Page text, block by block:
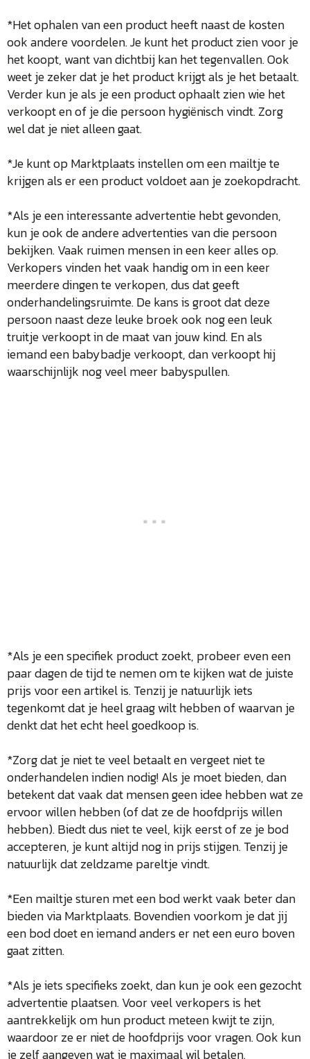
*Het ophalen van een product heeft naast de kosten
ook andere voordelen. Je kunt het product zien voor je
het koopt, want van dichtbij kan het tegenvallen. Ook
weet je zeker dat je het product krijgt als je het betaalt.
Verder kun je als je een product ophaalt zien wie het
verkoopt en of je die persoon hygiënisch vindt. Zorg
wel dat je niet alleen gaat.
*Je kunt op Marktplaats instellen om een mailtje te
krijgen als er een product voldoet aan je zoekopdracht.
*Als je een interessante advertentie hebt gevonden,
kun je ook de andere advertenties van die persoon
bekijken. Vaak ruimen mensen in een keer alles op.
Verkopers vinden het vaak handig om in een keer
meerdere dingen te verkopen, dus dat geeft
onderhandelingsruimte. De kans is groot dat deze
persoon naast deze leuke broek ook nog een leuk
truitje verkoopt in de maat van jouw kind. En als
iemand een babybadje verkoopt, dan verkoopt hij
waarschijnlijk nog veel meer babyspullen.
*Als je een specifiek product zoekt, probeer even een
paar dagen de tijd te nemen om te kijken wat de juiste
prijs voor een artikel is. Tenzij je natuurlijk iets
tegenkomt dat je heel graag wilt hebben of waarvan je
denkt dat het echt heel goedkoop is.
*Zorg dat je niet te veel betaalt en vergeet niet te
onderhandelen indien nodig! Als je moet bieden, dan
betekent dat vaak dat mensen geen idee hebben wat ze
ervoor willen hebben (of dat ze de hoofdprijs willen
hebben). Biedt dus niet te veel, kijk eerst of ze je bod
accepteren, je kunt altijd nog in prijs stijgen. Tenzij je
natuurlijk dat zeldzame pareltje vindt.
*Een mailtje sturen met een bod werkt vaak beter dan
bieden via Marktplaats. Bovendien voorkom je dat jij
een bod doet en iemand anders er net een euro boven
gaat zitten.
*Als je iets specifieks zoekt, dan kun je ook een gezocht
advertentie plaatsen. Voor veel verkopers is het
aantrekkelijk om hun product meteen kwijt te zijn,
waardoor ze er niet de hoofdprijs voor vragen. Ook kun
je zelf aangeven wat je maximaal wil betalen.